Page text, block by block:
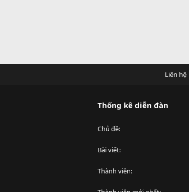
Liên hệ
Thống kê diễn đàn
Chủ đề
Bài viết
Thành viên